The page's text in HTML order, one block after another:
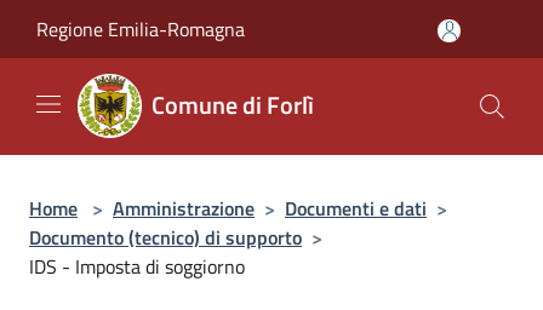
Regione Emilia-Romagna
Comune di Forlì
Home > Amministrazione > Documenti e dati >
Documento (tecnico) di supporto >
IDS - Imposta di soggiorno